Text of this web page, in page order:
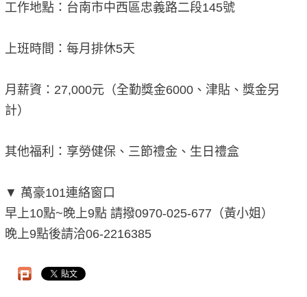
工作地點：台南市中西區忠義路二段145號
上班時間：每月排休5天
月薪資：27,000元（全勤獎金6000、津貼、獎金另
計）
其他福利：享勞健保、三節禮金、生日禮盒
▼ 萬豪101連絡窗口
早上10點~晚上9點 請撥0970-025-677（黃小姐）
晚上9點後請洽06-2216385